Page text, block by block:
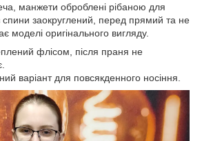
манжети оброблені рібаною для
спини заокруглений, перед прямий та не
моделі оригінального вигляду.
флісом, після праня не
варіант для повсякденного носіння.